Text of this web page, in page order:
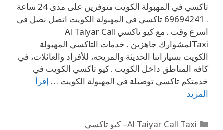
تاكسي في المهبولة الكويت متوفرين على مدى 24 ساعة
. 69694241 تاكسي في المهبولة الكويت اتصل نصل فى
اسرع وقت . مع كيو تاكسي Al Taiyar Call
Taxiلمشوارك جاهزين . خدمات التاكسي المهبولة
الكويت بسياراتنا الحديثة والمريحة، للأفراد والعائلات، في
كافة المناطق داخل الكويت . كيو تاكسي الكويت في
خدمتكم تاكسي توصيلة في المهبولة الكويت … إقرأ
المزيد
Al Taiyar Call Taxi– كيو تاكسي